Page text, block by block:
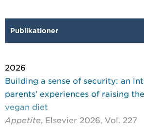
Publikationer
2026
Building a sense of security: an
parents’ experiences of raising
vegan diet
Appetite , Elsevier 2026, Vol. 227